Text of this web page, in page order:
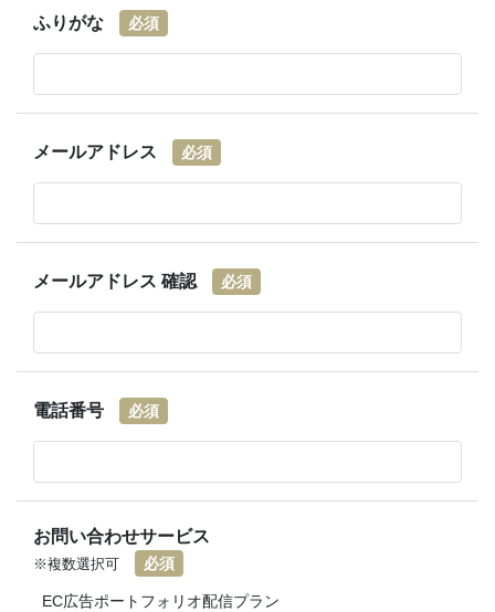
ふりがな 必須
メールアドレス 必須
メールアドレス 確認 必須
電話番号 必須
お問い合わせサービス
※複数選択可 必須
EC広告ポートフォリオ配信プラン